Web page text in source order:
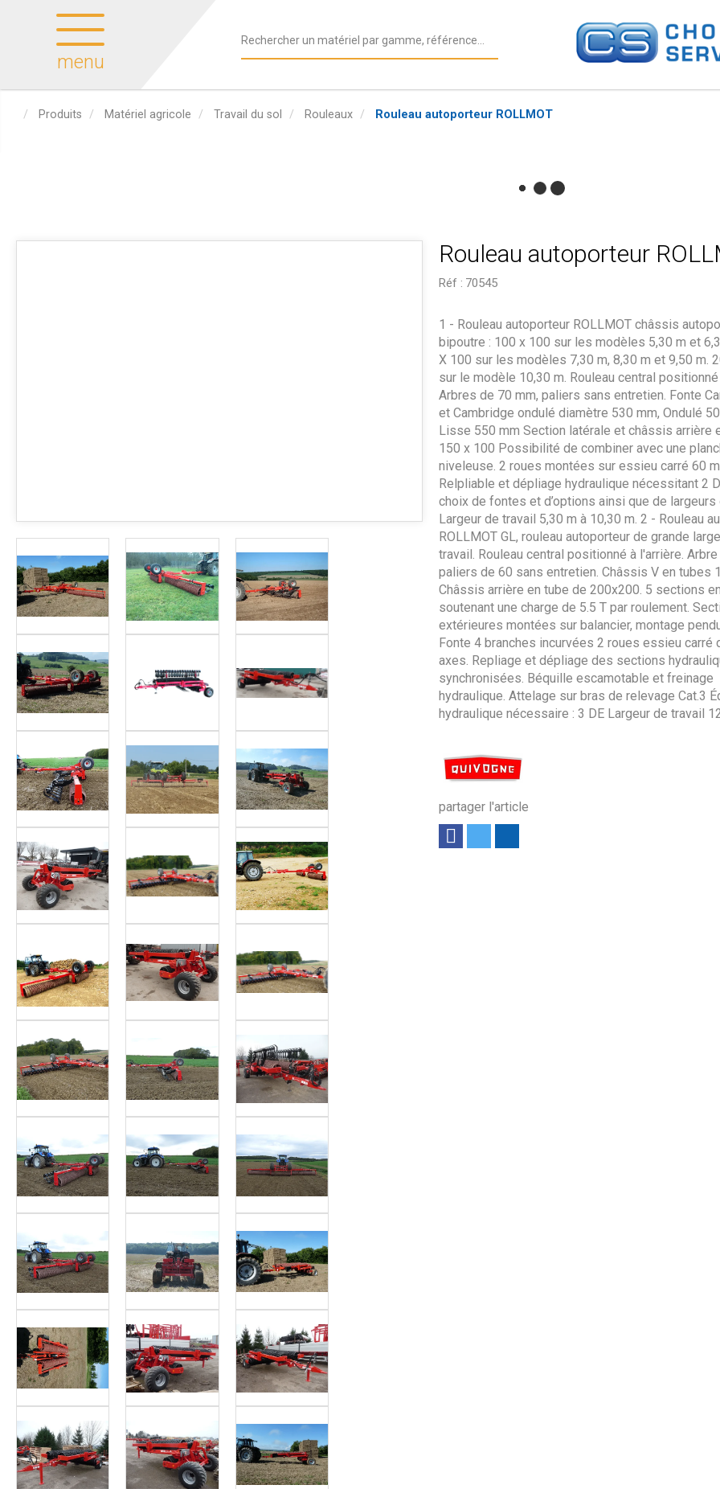
menu
Produits Matériel agricole Travail du sol Rouleaux Rouleau autoporteur ROLLMOT
Rouleau autoporteur
Réf : 70545
partager l'article
1 - Rouleau autoporteur ROLLMOT châssis
bipoutre : 100 x 100 sur les modèles 5,30 m et
X 100 sur les modèles 7,30 m, 8,30 m et 9,50 m.
sur le modèle 10,30 m. Rouleau central
Arbres de 70 mm, paliers sans entretien. Fonte
et Cambridge ondulé diamètre 530 mm, Ondulé
Lisse 550 mm Section latérale et châssis arrière
150 x 100 Possibilité de combiner avec une
niveleuse. 2 roues montées sur essieu carré 60
Relpliable et dépliage hydraulique nécessitant 2
choix de fontes et d’options ainsi que de largeurs
Largeur de travail 5,30 m à 10,30 m. 2 - Rouleau
ROLLMOT GL, rouleau autoporteur de grande
travail. Rouleau central positionné à l'arrière.
paliers de 60 sans entretien. Châssis V en tubes
Châssis arrière en tube de 200x200. 5 sections
soutenant une charge de 5.5 T par roulement.
extérieures montées sur balancier, montage
Fonte 4 branches incurvées 2 roues essieu carré
axes. Repliage et dépliage des sections
synchronisées. Béquille escamotable et freinage
hydraulique. Attelage sur bras de relevage Cat.3
hydraulique nécessaire : 3 DE Largeur de travail